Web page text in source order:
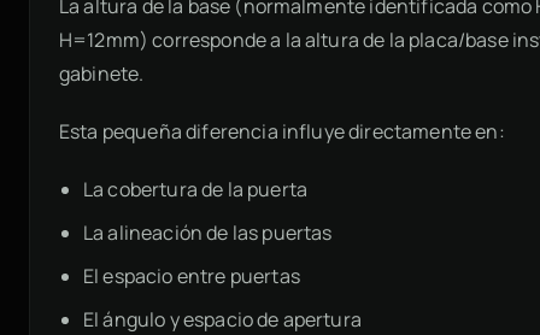
La altura de la base (normalmente identificada como
H=12mm) corresponde a la altura de la placa/base
gabinete.
Esta pequeña diferencia influye directamente en:
La cobertura de la puerta
La alineación de las puertas
El espacio entre puertas
El ángulo y espacio de apertura